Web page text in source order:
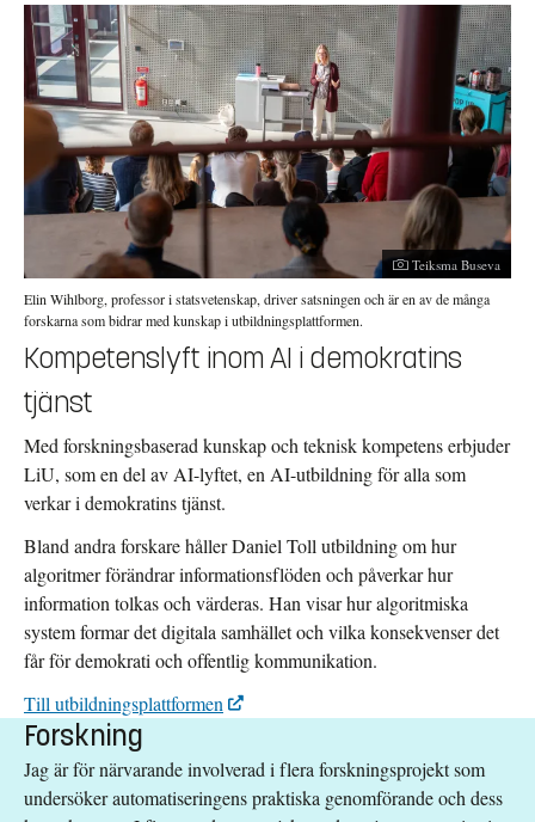
Fotograf:
Teiksma Buseva
Elin Wihlborg, professor i statsvetenskap, driver satsningen och är en av de många
forskarna som bidrar med kunskap i utbildningsplattformen.
Kompetenslyft inom AI i demokratins
tjänst
Med forskningsbaserad kunskap och teknisk kompetens erbjuder
LiU, som en del av AI-lyftet, en AI-utbildning för alla som
verkar i demokratins tjänst.
Bland andra forskare håller Daniel Toll utbildning om hur
algoritmer förändrar informationsflöden och påverkar hur
information tolkas och värderas. Han visar hur algoritmiska
system formar det digitala samhället och vilka konsekvenser det
får för demokrati och offentlig kommunikation.
Till utbildningsplattformen
Forskning
Jag är för närvarande involverad i flera forskningsprojekt som
undersöker automatiseringens praktiska genomförande och dess